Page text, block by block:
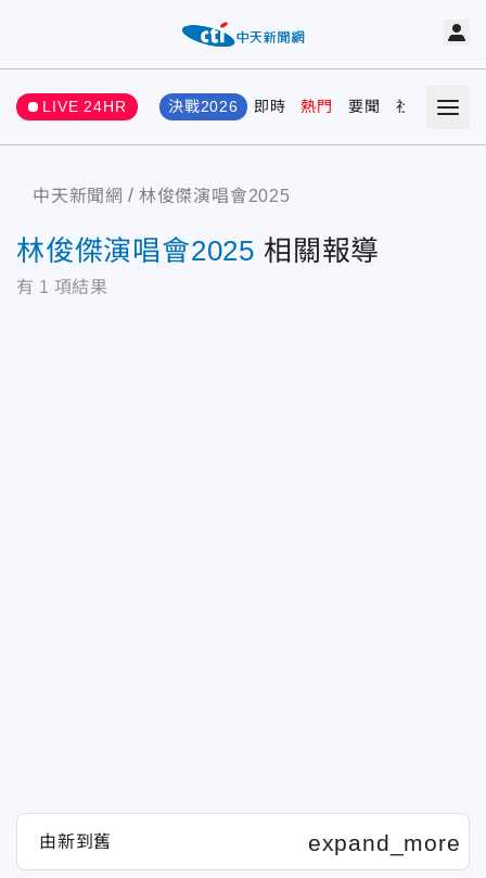
LIVE 24HR 決戰2026 即時 熱門 要聞 社會 娛樂
中天新聞網 林俊傑演唱會2025
林俊傑演唱會2025 相關報導
有 1 項結果